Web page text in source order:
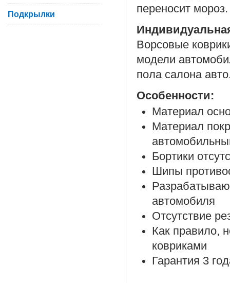
переносит мороз.
Ворсовые
модели
пола салона
Особенности:
Материал
Материал
Бортики
Шипы
автомобиля
Отсутствие
Как правило,
ковриками
Гарантия 3
Подкрылки